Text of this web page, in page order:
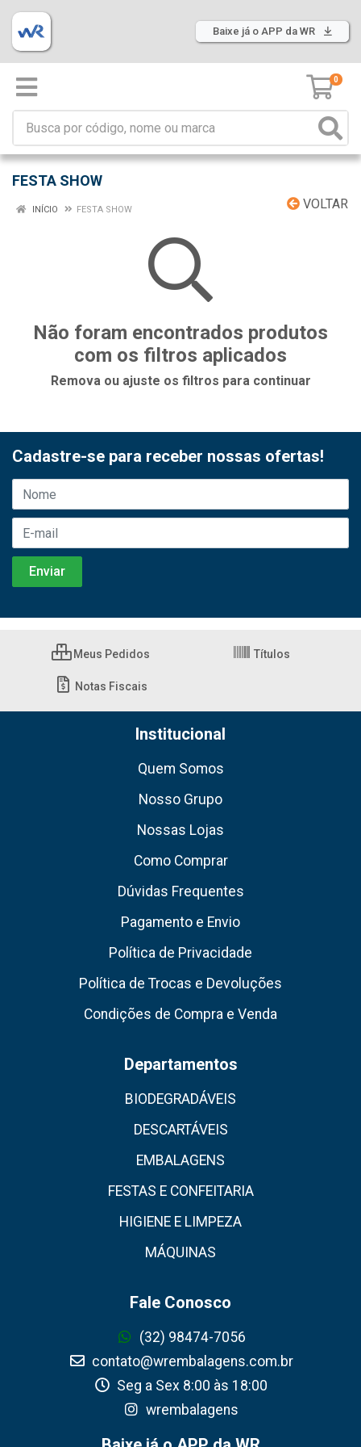
Baixe já o APP da WR
0
FESTA SHOW
VOLTAR
INÍCIO FESTA SHOW
Não foram encontrados produtos
com os filtros aplicados
Remova ou ajuste os filtros para continuar
Cadastre-se para receber nossas ofertas!
Meus Pedidos Títulos
Notas Fiscais
Institucional
Quem Somos
Nosso Grupo
Nossas Lojas
Como Comprar
Dúvidas Frequentes
Pagamento e Envio
Política de Privacidade
Política de Trocas e Devoluções
Condições de Compra e Venda
Departamentos
BIODEGRADÁVEIS
DESCARTÁVEIS
EMBALAGENS
FESTAS E CONFEITARIA
HIGIENE E LIMPEZA
MÁQUINAS
Fale Conosco
(32) 98474-7056
contato@wrembalagens.com.br
Seg a Sex 8:00 às 18:00
wrembalagens